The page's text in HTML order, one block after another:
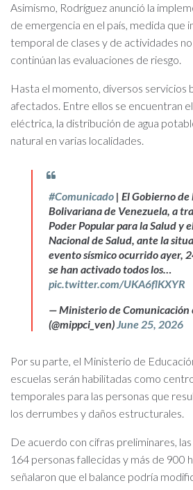
Asimismo, Rodríguez anunció la
de emergencia en el país, medida que
temporal de clases y de actividades
continúan las evaluaciones de riesgo.
Hasta el momento, diversos servicios
afectados. Entre ellos se encuentran
eléctrica, la distribución de agua
natural en varias localidades.
#Comunicado | El Gobierno
Bolivariana de Venezuela, a
Poder Popular para la Salud y
Nacional de Salud, ante la
evento sísmico ocurrido ayer,
se han activado todos los…
pic.twitter.com/UKA6flKXYR
— Ministerio de Comunicación
(@mippci_ven)June 25, 2026
Por su parte, el Ministerio de
escuelas serán habilitadas como
temporales para las personas que
los derrumbes y daños estructurales.
De acuerdo con cifras preliminares,
164 personas fallecidas y más de 900
señalaron que el balance podría